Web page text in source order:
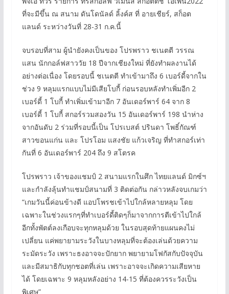
ที่จะมีขึ้น ณ สนาม ดันโดนัลด์ ลิ้งค์ส ที่ อายเชียร์, สก็อต
แลนด์ ระหว่างวันที่ 28-31 ก.ค.นี้
จบรอบที่สาม ผู้นำยังคงเป็นของ โปรพราว ชเนตตี วรรณ
แสน นักกอล์ฟสาววัย 18 ปีจากเชียงใหม่ ที่ยังทำผลงานได้
อย่างต่อเนื่อง โดยรอบนี้ ชเนตตี ทำเข้ามาถึง 6 เบอร์ดี้จากใน
ช่วง 9 หลุมแรกแบบไม่มีเสียโบกี้ ก่อนรอบหลังทำเพิ่มอีก 2
เบอร์ดี้ 1 โบกี้ ทำเพิ่มเข้ามาอีก 7 อันเดอร์พาร์ 64 จาก 8
เบอร์ดี้ 1 โบกี้ สกอร์รวมสองวัน 15 อันเดอร์พาร์ 198 นำห่าง
จากอันดับ 2 ร่วมที่รอบนี้เป็น โปรเบสต์ ปรินดา โพธิ์กัณฑ์
สาวขอนแก่น และ โปรโอม แสงชัย แก้วเจริญ ที่ทำสกอร์เท่า
กันที่ 6 อันเดอร์พาร์ 204 ถึง 9 สโตรค
โปรพราว เจ้าของแชมป์ 2 สนามแรกในศึก ไทยแลนด์ มิกซ์ฯ
และกำลังลุ้นทำแชมป์สนามที่ 3 ติดต่อกัน กล่าวหลังจบเกมว่า
“เกมวันนี้ค่อนข้างดี แอปโพรชเข้าไปใกล้หลายหลุม โดย
เฉพาะในช่วงแรกๆที่ทำเบอร์ดี้ติดๆก็มาจากการตีเข้าไปใกล้
อีกทั้งพัตต์ลงเกือบจะทุกหลุมด้วย ในรอบสุดท้ายแผนคงไม่
เปลี่ยน แค่พยายามระวังในบางหลุมที่จะต้องเล่นด้วยความ
ระมัดระวัง เพราะธงอาจจะปักยาก พยายามโฟกัสกับปัจจุบัน
และมีสมาธิกับทุกชอตที่เล่น เพราะอาจจะเกิดความเสียหาย
ได้ โดยเฉพาะ 9 หลุมหลังอย่าง 14-15 ที่ต้องควรระวังเป็น
พิเศษ”